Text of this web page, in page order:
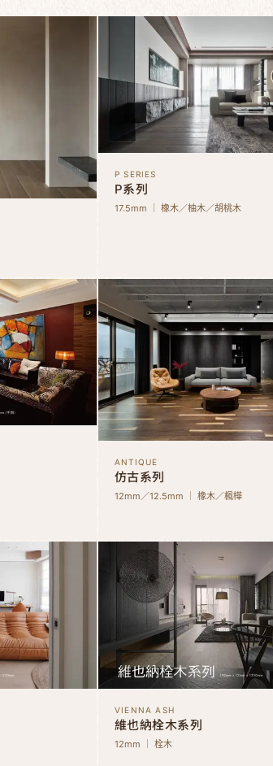
P SERIES
P系列
17.5mm ｜ 橡木／柚木／胡桃木
ANTIQUE
仿古系列
12mm／12.5mm ｜ 橡木／楓樺
VIENNA ASH
維也納栓木系列
12mm ｜ 栓木